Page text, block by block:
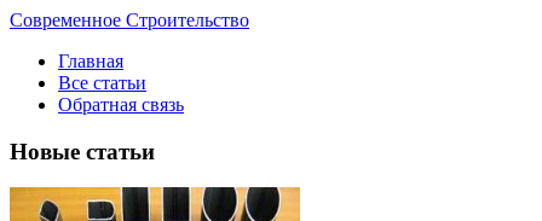
Современное Строительство
Главная
Все статьи
Обратная связь
Новые статьи